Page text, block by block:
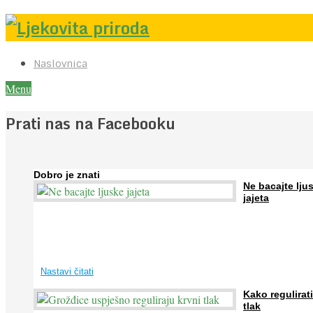
Naslovnica
Menu
Dobro je znati
Ne bacajte
jajeta
Nastavi čitati
Kako
tlak
Prati nas na Facebooku